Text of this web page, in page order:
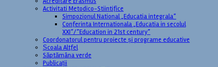
Activitati Metodico-Stiintifice
Simpozionul National „Educatia integrala”
Conferinta Internationala „Educatia in secolul
XXI”/”Education in 21st century”
Coordonatorul pentru proiecte și programe educative
Școala Altfel
Săptămâna verde
Publicații